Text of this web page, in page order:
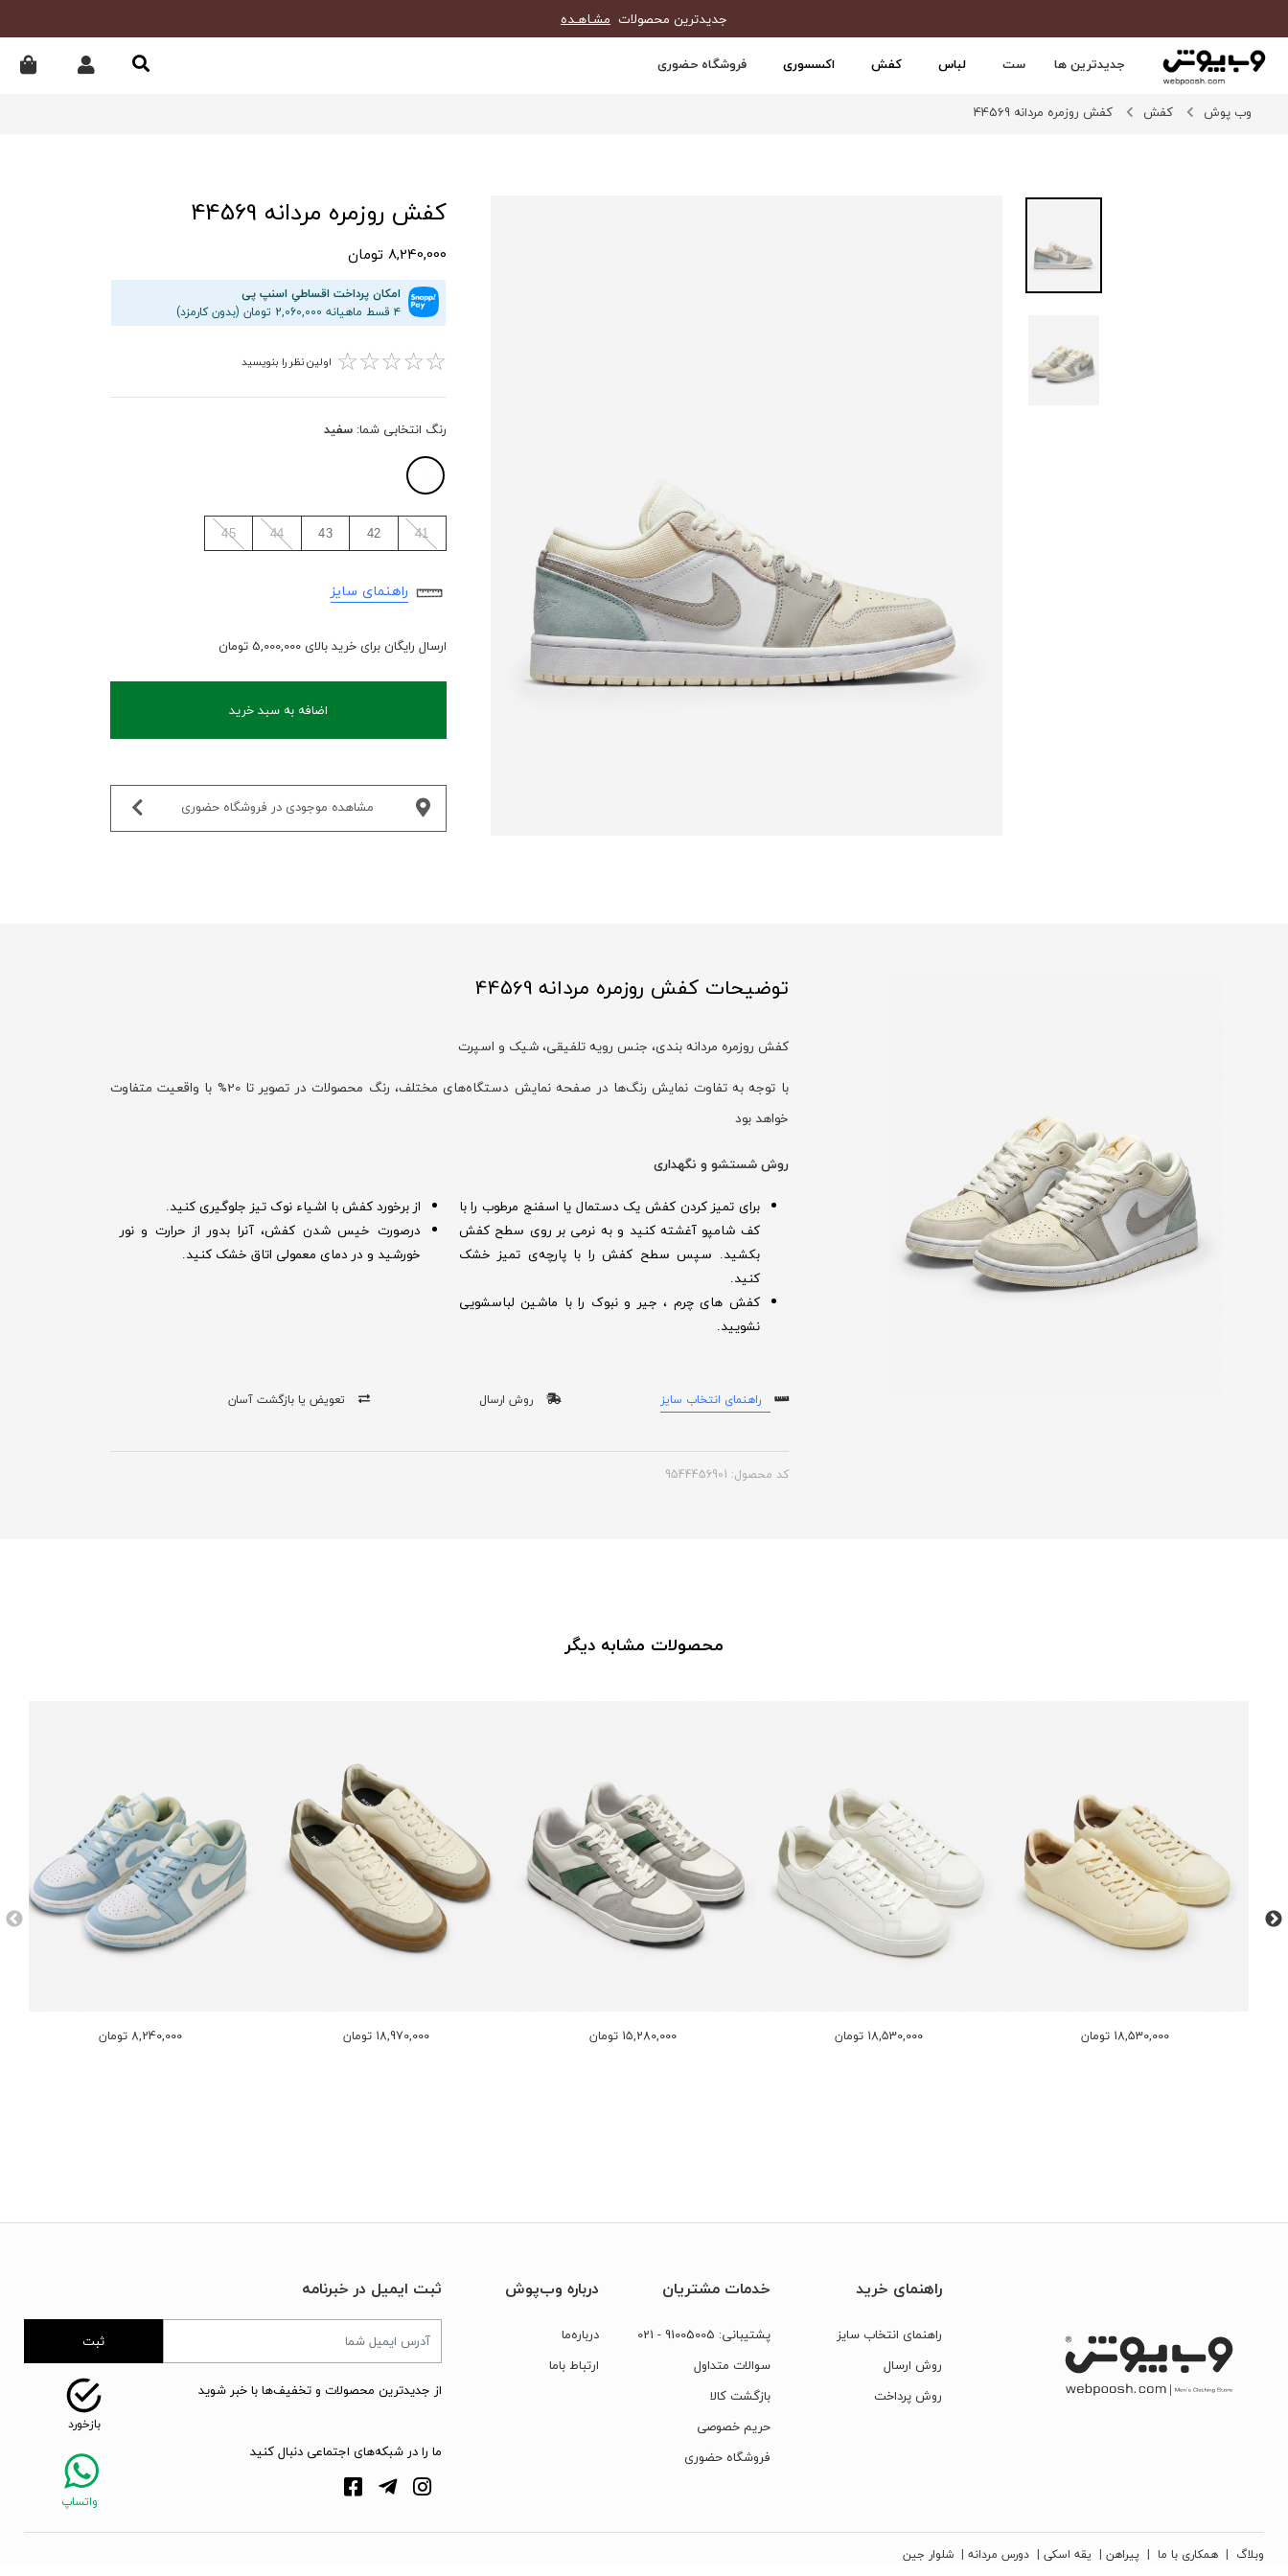
جدیدترین محصولات مشـاهـده
جدیدترین ها ست لباس کفش اکسسوری فروشگاه حضوری
وب پوش کفش کفش روزمره مردانه 44569
کفش روزمره مردانه 44569
8,240,000 تومان
امکان پرداخت اقساطیِ اسنپ پی
۴ قسط ماهیانه 2,060,000 تومان (بدون کارمزد)
☆
☆
☆
☆
☆ اولین نظر را بنویسید
رنگ انتخابی شما: سفید
41
42
43
44
45
راهنمای سایز
ارسال رایگان برای خرید بالای 5,000,000 تومان
اضافه به سبد خرید
مشاهده موجودی در فروشگاه حضوری‌
توضیحات کفش روزمره مردانه 44569
کفش روزمره مردانه بندی، جنس رویه تلفیقی، شیک و اسپرت
با توجه به تفاوت نمایش رنگ‌ها در صفحه نمایش دستگاه‌های مختلف، رنگ محصولات در تصویر تا 20% با واقعیت متفاوت
خواهد بود
روش شستشو و نگهداری
برای تمیز کردن کفش یک دستمال یا اسفنج مرطوب را با
کف شامپو آغشته کنید و به نرمی بر روی سطح کفش
بکشید. سپس سطح کفش را با پارچه‌ی تمیز خشک
کنید.
کفش های چرم ، جیر و نبوک را با ماشین لباسشویی
نشویید.
از برخورد کفش با اشیاء نوک تیز جلوگیری کنید.
درصورت خیس شدن کفش‌، آنرا بدور از حرارت و نور
خورشید و در دمای معمولی اتاق خشک کنید.
راهنمای انتخاب سایز روش ارسال تعویض یا بازگشت آسان
کد محصول: 9544456901
محصولات مشابه دیگر
8,240,000 تومان 18,970,000 تومان 15,280,000 تومان 18,530,000 تومان 18,530,000 تومان
راهنمای خرید
راهنمای انتخاب سایز
روش ارسال
روش پرداخت
خدمات مشتریان
پشتیبانی: 91005005
- 021
سوالات متداول
بازگشت کالا
حریم خصوصی
فروشگاه حضوری
درباره وب‌پوش
درباره‌ما
ارتباط‌ با‌ما
ثبت ایمیل در خبرنامه
ثبت
از جدیدترین محصولات و تخفیف‌ها با خبر شوید
ما را در شبکه‌های اجتماعی دنبال کنید
وبلاگ | همکاری با ما | پیراهن | یقه اسکی | دورس مردانه | شلوار جین